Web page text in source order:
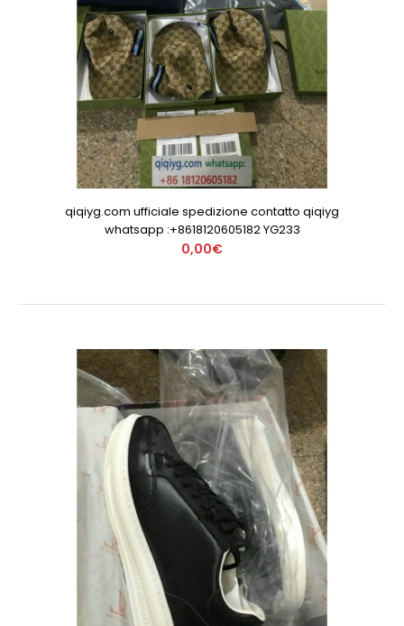
qiqiyg.com ufficiale spedizione contatto qiqiyg
whatsapp :+8618120605182 YG233
0,00€